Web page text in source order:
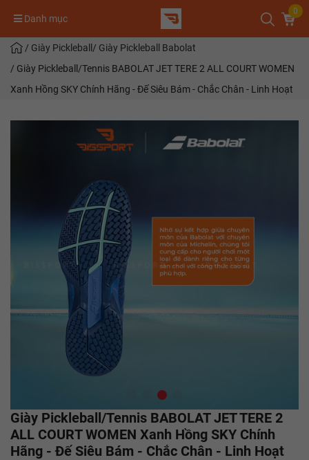
Danh mục
0
/ Giày Pickleball / Giày Pickleball Babolat
/ Giày Pickleball/Tennis BABOLAT JET TERE 2 ALL COURT WOMEN
Xanh Hồng SKY Chính Hãng - Đế Siêu Bám - Chắc Chân - Linh Hoạt
Giày Pickleball/Tennis BABOLAT JET TERE 2
ALL COURT WOMEN Xanh Hồng SKY Chính
Hãng - Đế Siêu Bám - Chắc Chân - Linh Hoạt